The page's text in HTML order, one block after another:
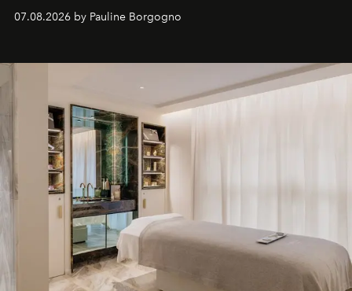
générationnel.
07.08.2026 by Pauline Borgogno